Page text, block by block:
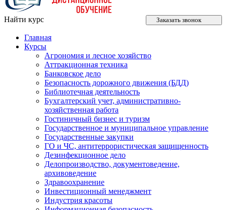
Найти курс Заказать звонок
Главная
Курсы
Агрономия и лесное хозяйство
Аттракционная техника
Банковское дело
Безопасность дорожного движения (БДД)
Библиотечная деятельность
Бухгалтерский учет, административно-
хозяйственная работа
Гостиничный бизнес и туризм
Государственное и муниципальное управление
Государственные закупки
ГО и ЧС, антитеррористическая защищенность
Дезинфекционное дело
Делопроизводство, документоведение,
архивоведение
Здравоохранение
Инвестиционный менеджмент
Индустрия красоты